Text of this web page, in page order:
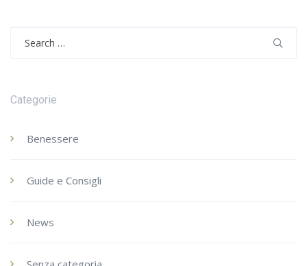
Categorie
Benessere
Guide e Consigli
News